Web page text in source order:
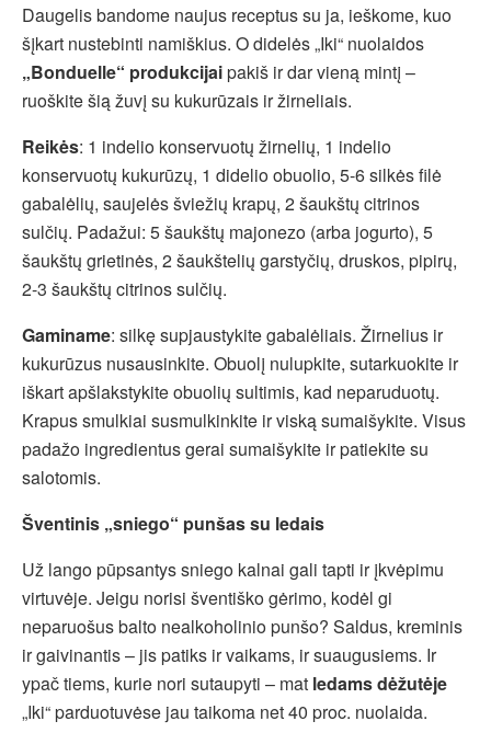
Daugelis bandome naujus receptus su ja, ieškome, kuo
šįkart nustebinti namiškius. O didelės „Iki“ nuolaidos
„Bonduelle“ produkcijaipakiš ir dar vieną mintį –
ruoškite šią žuvį su kukurūzais ir žirneliais.
Reikės: 1 indelio konservuotų žirnelių, 1 indelio
konservuotų kukurūzų, 1 didelio obuolio, 5-6 silkės filė
gabalėlių, saujelės šviežių krapų, 2 šaukštų citrinos
sulčių. Padažui: 5 šaukštų majonezo (arba jogurto), 5
šaukštų grietinės, 2 šaukštelių garstyčių, druskos, pipirų,
2-3 šaukštų citrinos sulčių.
Gaminame: silkę supjaustykite gabalėliais. Žirnelius ir
kukurūzus nusausinkite. Obuolį nulupkite, sutarkuokite ir
iškart apšlakstykite obuolių sultimis, kad neparuduotų.
Krapus smulkiai susmulkinkite ir viską sumaišykite. Visus
padažo ingredientus gerai sumaišykite ir patiekite su
salotomis.
Šventinis „sniego“ punšas su ledais
Už lango pūpsantys sniego kalnai gali tapti ir įkvėpimu
virtuvėje. Jeigu norisi šventiško gėrimo, kodėl gi
neparuošus balto nealkoholinio punšo? Saldus, kreminis
ir gaivinantis – jis patiks ir vaikams, ir suaugusiems. Ir
ypač tiems, kurie nori sutaupyti – mat ledams dėžutėje
„Iki“ parduotuvėse jau taikoma net 40 proc. nuolaida.